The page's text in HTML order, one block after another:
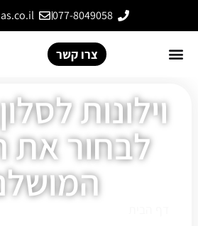
077-8049058
צרו קשר
וילונות
לבחור את